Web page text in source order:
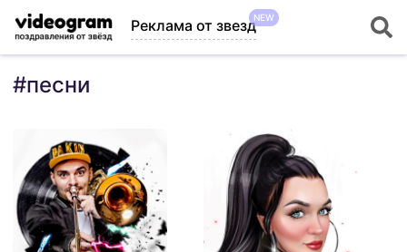
Реклама от звездNEW
#песни